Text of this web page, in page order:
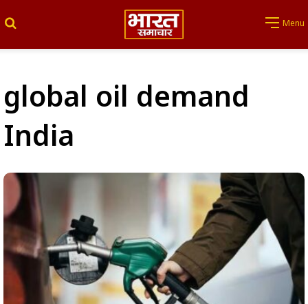
Menu
global oil demand
India